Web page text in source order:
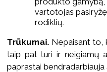
vartotojas
rodiklių.
Trūkumai.Nepaisant to,
taip pat turi ir neigiamų
paprastai